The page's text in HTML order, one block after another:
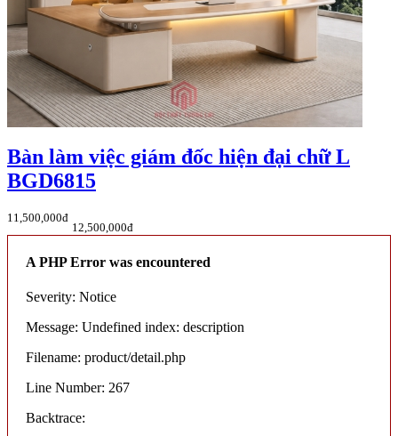
Bàn làm việc giám đốc hiện đại chữ L
BGD6815
11,500,000đ
12,500,000đ
A PHP Error was encountered
Severity: Notice
Message: Undefined index: description
Filename: product/detail.php
Line Number: 267
Backtrace: